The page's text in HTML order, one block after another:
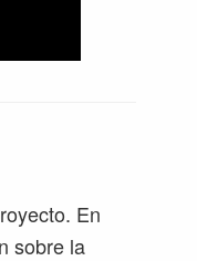
En
sobre la